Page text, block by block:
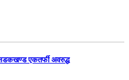
सडकखण्ड एकतर्फी अवरुद्ध